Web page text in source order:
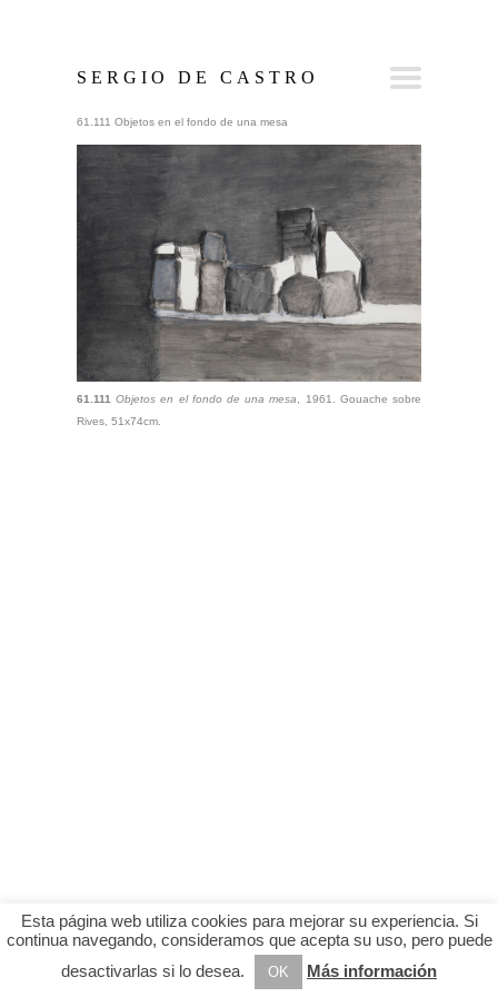
SERGIO DE CASTRO
61.111 Objetos en el fondo de una mesa
61.111Objetos en el fondo de una mesa
, 1961. Gouache sobre
Rives, 51x74cm.
Esta página web utiliza cookies para mejorar su experiencia. Si
continua navegando, consideramos que acepta su uso, pero puede
desactivarlas si lo desea.
OK Más información